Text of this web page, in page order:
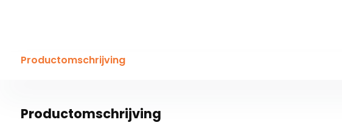
Productomschrijving
Productomschrijving